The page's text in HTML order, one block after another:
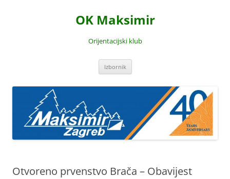
OK Maksimir
Orijentacijski klub
Izbornik
Otvoreno prvenstvo Brača – Obavijest